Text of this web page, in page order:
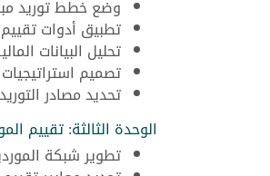
وضع خطط توريد
تطبيق أدوات
تحليل البيانات
تصميم
تحديد مصادر
الوحدة الثالثة: تقييم
تطوير شبكة